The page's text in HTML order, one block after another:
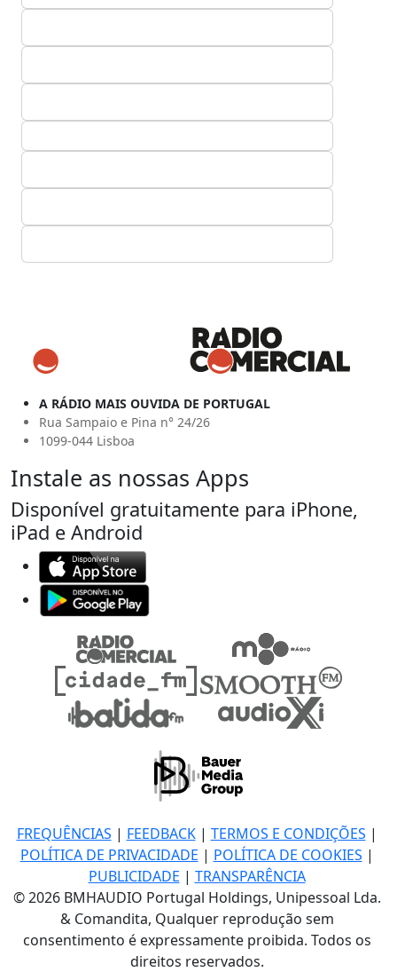
A RÁDIO MAIS OUVIDA DE PORTUGAL
Rua Sampaio e Pina n° 24/26
1099-044 Lisboa
Instale as nossas Apps
Disponível gratuitamente para iPhone,
iPad e Android
FREQUÊNCIAS | FEEDBACK| TERMOS E CONDIÇÕES |
POLÍTICA DE PRIVACIDADE | POLÍTICA DE COOKIES |
PUBLICIDADE | TRANSPARÊNCIA
© 2026 BMHAUDIO Portugal Holdings, Unipessoal Lda.
& Comandita, Qualquer reprodução sem
consentimento é expressamente proibida. Todos os
direitos reservados.